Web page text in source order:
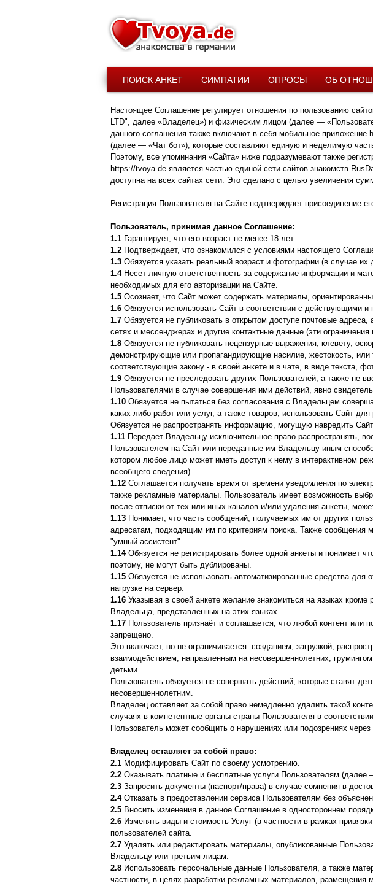
ПОИСК АНКЕТ СИМПАТИИ ОПРОСЫ ОБ
Настоящее Соглашение регулирует отношения по пользованию
LTD", далее «Владелец») и физическим лицом (далее —
данного соглашения также включают в себя мобильное
(далее — «Чат бот»), которые составляют единую и неделимую
Поэтому, все упоминания «Сайта» ниже подразумевают также
https://tvoya.de является частью единой сети сайтов знакомств
доступна на всех сайтах сети. Это сделано с целью увеличения
Регистрация Пользователя на Сайте подтверждает присоединение
Пользователь, принимая данное Соглашение:
1.1 Гарантирует, что его возраст не менее 18 лет.
1.2 Подтверждает, что ознакомился с условиями настоящего
1.3 Обязуется указать реальный возраст и фотографии (в случае
1.4Несет личную ответственность за содержание информации и
необходимых для его авторизации на Сайте.
1.5 Осознает, что Сайт может содержать материалы,
1.6 Обязуется использовать Сайт в соответствии с действующими
1.7 Обязуется не публиковать в открытом доступе почтовые
сетях и мессенджерах и другие контактные данные (эти
1.8 Обязуется не публиковать нецензурные выражения, клевету,
демонстрирующие или пропагандирующие насилие, жестокость,
соответствующие закону - в своей анкете и в чате, в виде текста,
1.9 Обязуется не преследовать других Пользователей, а также не
Пользователями в случае совершения ими действий, явно
1.10 Обязуется не пытаться без согласования с Владельцем
каких-либо работ или услуг, а также товаров, использовать Сайт
Обязуется не распространять информацию, могущую навредить
1.11 Передает Владельцу исключительное право распространять,
Пользователем на Сайт или переданные им Владельцу иным
котором любое лицо может иметь доступ к нему в интерактивном
всеобщего сведения).
1.12 Соглашается получать время от времени уведомления по
также рекламные материалы. Пользователь имеет возможность
после отписки от тех или иных каналов и/или удаления анкеты,
1.13 Понимает, что часть сообщений, получаемых им от других
адресатам, подходящим им по критериям поиска. Также сообщения
"умный ассистент".
1.14Обязуется не регистрировать более одной анкеты и понимает
поэтому, не могут быть дублированы.
1.15 Обязуется не использовать автоматизированные средства
нагрузке на сервер.
1.16 Указывая в своей анкете желание знакомиться на языках
Владельца, представленных на этих языках.
1.17 Пользователь признаёт и соглашается, что любой контент или
запрещено.
Это включает, но не ограничивается: созданием, загрузкой,
взаимодействием, направленным на несовершеннолетних;
детьми.
Пользователь обязуется не совершать действий, которые ставят
несовершеннолетним.
Владелец оставляет за собой право немедленно удалить такой
случаях в компетентные органы страны Пользователя в
Пользователь может сообщить о нарушениях или подозрениях
Владелец оставляет за собой право:
2.1 Модифицировать Сайт по своему усмотрению.
2.2 Оказывать платные и бесплатные услуги Пользователям (далее
2.3 Запросить документы (паспорт/права) в случае сомнения в
2.4Отказать в предоставлении сервиса Пользователям без
2.5 Вносить изменения в данное Соглашение в одностороннем
2.6 Изменять виды и стоимость Услуг (в частности в рамках
пользователей сайта.
2.7 Удалять или редактировать материалы, опубликованные
Владельцу или третьим лицам.
2.8 Использовать персональные данные Пользователя, а также
частности, в целях разработки рекламных материалов,